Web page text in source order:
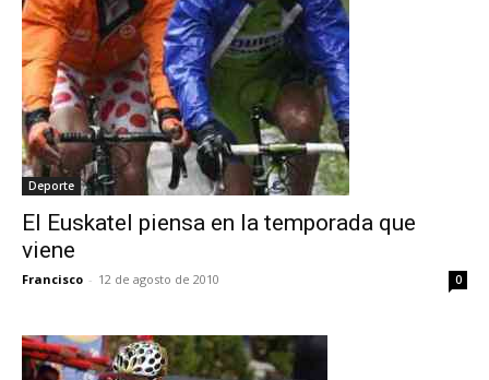
Deporte
El Euskatel piensa en la temporada que
viene
Francisco - 12 de agosto de 2010 0